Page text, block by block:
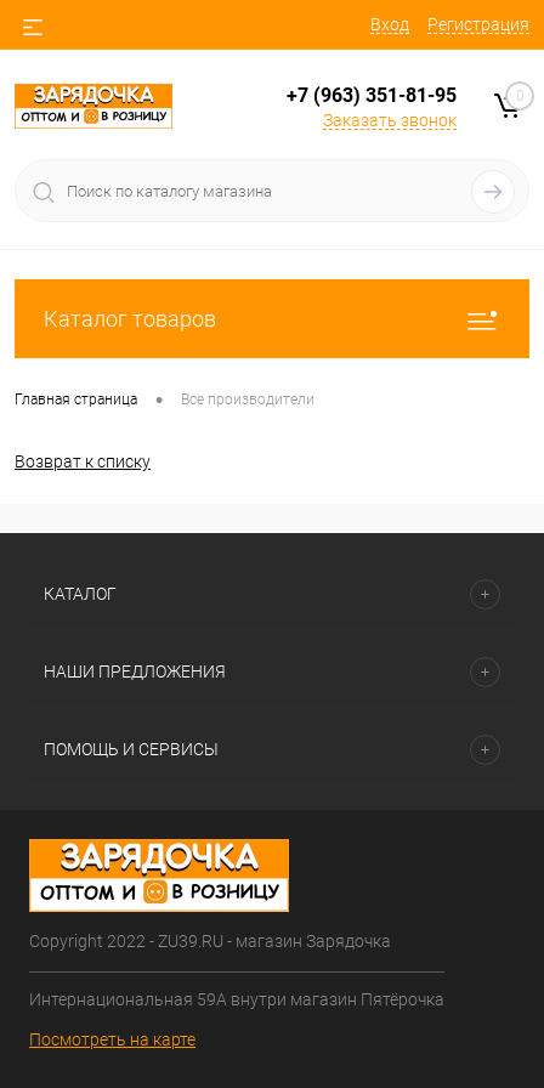
Вход Регистрация
+7 (963) 351-81-95
Заказать звонок
0
Каталог товаров
Главная страница • Все производители
Возврат к списку
КАТАЛОГ
НАШИ ПРЕДЛОЖЕНИЯ
ПОМОЩЬ И СЕРВИСЫ
Copyright 2022 - ZU39.RU - магазин Зарядочка
Интернациональная 59А внутри магазин Пятёрочка
Посмотреть на карте